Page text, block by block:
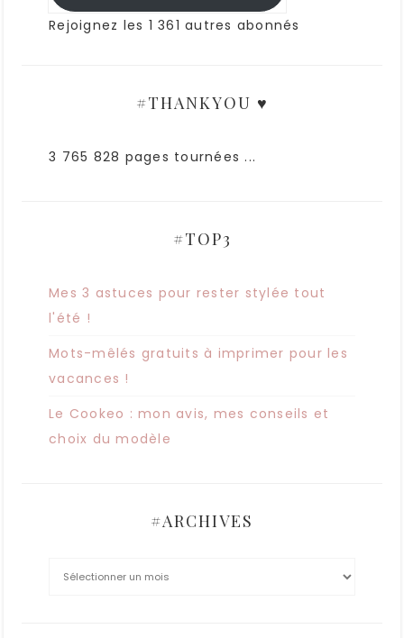
Rejoignez les 1 361 autres abonnés
#THANKYOU ♥
3 765 828 pages tournées ...
#TOP3
Mes 3 astuces pour rester stylée tout
l'été !
Mots-mêlés gratuits à imprimer pour les
vacances !
Le Cookeo : mon avis, mes conseils et
choix du modèle
#ARCHIVES